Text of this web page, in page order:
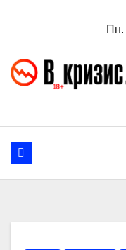
Пн.